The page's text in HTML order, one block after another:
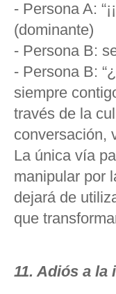
- Persona A:
(dominante)
- Persona B:
- Persona B:
siempre
través de la
conversación,
La única vía
manipular por
dejará de
que
11. Adiós a la